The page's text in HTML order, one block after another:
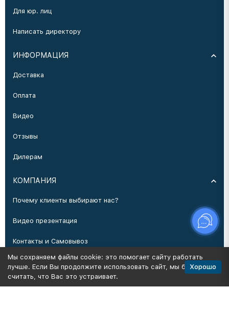
Для юр. лиц
Написать директору
ИНФОРМАЦИЯ
Доставка
Оплата
Видео
Отзывы
Дилерам
КОМПАНИЯ
Почему клиенты выбирают нас?
Видео презентация
Контакты и Самовывоз
Производство
Мы сохраняем файлы cookie: это помогает сайту работать
лучше. Если Вы продолжите использовать сайт, мы будем
считать, что Вас это устраивает.
Хорошо